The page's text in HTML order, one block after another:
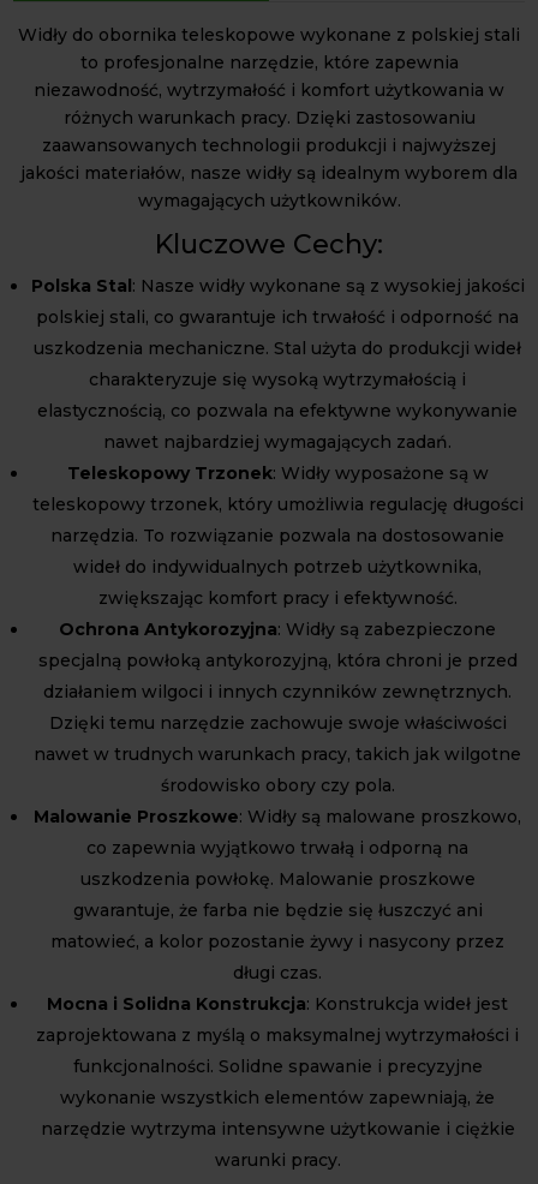
Widły do obornika teleskopowe wykonane z polskiej stali
to profesjonalne narzędzie, które zapewnia
niezawodność, wytrzymałość i komfort użytkowania w
różnych warunkach pracy. Dzięki zastosowaniu
zaawansowanych technologii produkcji i najwyższej
jakości materiałów, nasze widły są idealnym wyborem dla
wymagających użytkowników.
Kluczowe Cechy:
Polska Stal: Nasze widły wykonane są z wysokiej jakości
polskiej stali, co gwarantuje ich trwałość i odporność na
uszkodzenia mechaniczne. Stal użyta do produkcji wideł
charakteryzuje się wysoką wytrzymałością i
elastycznością, co pozwala na efektywne wykonywanie
nawet najbardziej wymagających zadań.
Teleskopowy Trzonek: Widły wyposażone są w
teleskopowy trzonek, który umożliwia regulację długości
narzędzia. To rozwiązanie pozwala na dostosowanie
wideł do indywidualnych potrzeb użytkownika,
zwiększając komfort pracy i efektywność.
Ochrona Antykorozyjna: Widły są zabezpieczone
specjalną powłoką antykorozyjną, która chroni je przed
działaniem wilgoci i innych czynników zewnętrznych.
Dzięki temu narzędzie zachowuje swoje właściwości
nawet w trudnych warunkach pracy, takich jak wilgotne
środowisko obory czy pola.
Malowanie Proszkowe: Widły są malowane proszkowo,
co zapewnia wyjątkowo trwałą i odporną na
uszkodzenia powłokę. Malowanie proszkowe
gwarantuje, że farba nie będzie się łuszczyć ani
matowieć, a kolor pozostanie żywy i nasycony przez
długi czas.
Mocna i Solidna Konstrukcja: Konstrukcja wideł jest
zaprojektowana z myślą o maksymalnej wytrzymałości i
funkcjonalności. Solidne spawanie i precyzyjne
wykonanie wszystkich elementów zapewniają, że
narzędzie wytrzyma intensywne użytkowanie i ciężkie
warunki pracy.